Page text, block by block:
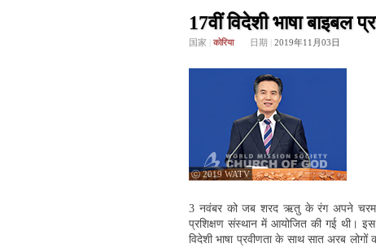
17वीं विदेशी भाषा बाइबल
国家 कोरिया 日期 2019年11月03日
ⓒ 2019 WATV
3 नवंबर को जब शरद ऋतु के रंग अपने चरम
प्रशिक्षण संस्थान में आयोजित की गई थी।
विदेशी भाषा प्रवीणता के साथ सात अरब